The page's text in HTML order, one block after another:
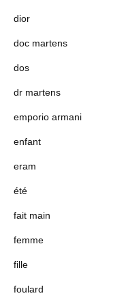
dior
doc martens
dos
dr martens
emporio armani
enfant
eram
été
fait main
femme
fille
foulard